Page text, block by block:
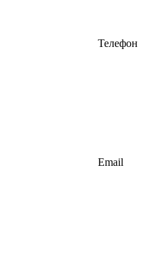
Телефон
Email